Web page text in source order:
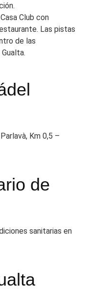
Club con
Las pistas
de las
Km 0,5 –
de
sanitarias en